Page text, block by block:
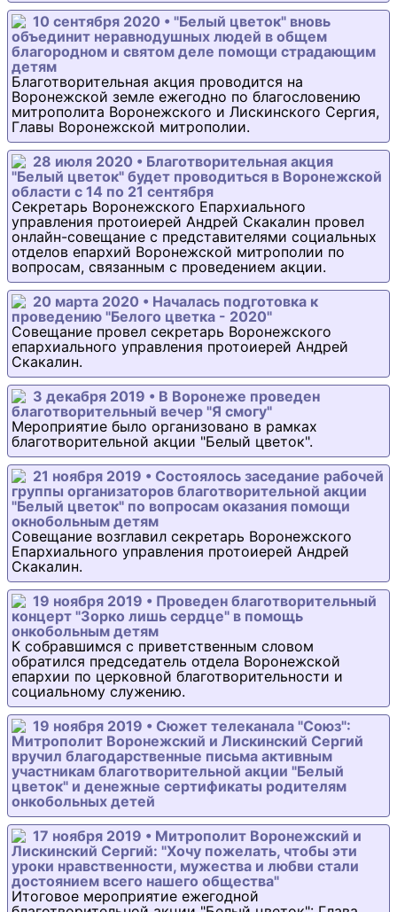
10 сентября 2020 • "Белый цветок" вновь
объединит неравнодушных людей в общем
благородном и святом деле помощи страдающим
детям
Благотворительная акция проводится на
Воронежской земле ежегодно по благословению
митрополита Воронежского и Лискинского Сергия,
Главы Воронежской митрополии.
28 июля 2020 • Благотворительная акция
"Белый цветок" будет проводиться в Воронежской
области с 14 по 21 сентября
Секретарь Воронежского Епархиального
управления протоиерей Андрей Скакалин провел
онлайн-совещание с представителями социальных
отделов епархий Воронежской митрополии по
вопросам, связанным с проведением акции.
20 марта 2020 • Началась подготовка к
проведению "Белого цветка - 2020"
Совещание провел секретарь Воронежского
епархиального управления протоиерей Андрей
Скакалин.
3 декабря 2019 • В Воронеже проведен
благотворительный вечер "Я смогу"
Мероприятие было организовано в рамках
благотворительной акции "Белый цветок".
21 ноября 2019 • Состоялось заседание рабочей
группы организаторов благотворительной акции
"Белый цветок" по вопросам оказания помощи
окнобольным детям
Совещание возглавил секретарь Воронежского
Епархиального управления протоиерей Андрей
Скакалин.
19 ноября 2019 • Проведен благотворительный
концерт "Зорко лишь сердце" в помощь
онкобольным детям
К собравшимся с приветственным словом
обратился председатель отдела Воронежской
епархии по церковной благотворительности и
социальному служению.
19 ноября 2019 • Сюжет телеканала "Союз":
Митрополит Воронежский и Лискинский Сергий
вручил благодарственные письма активным
участникам благотворительной акции "Белый
цветок" и денежные сертификаты родителям
онкобольных детей
17 ноября 2019 • Митрополит Воронежский и
Лискинский Сергий: "Хочу пожелать, чтобы эти
уроки нравственности, мужества и любви стали
достоянием всего нашего общества"
Итоговое мероприятие ежегодной